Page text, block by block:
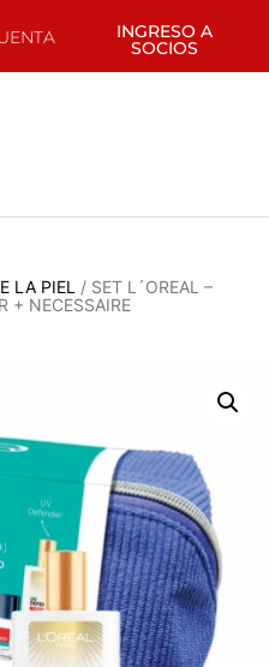
INGRESO A
SOCIOS
LA PIEL / SET L´OREAL –
+ NECESSAIRE